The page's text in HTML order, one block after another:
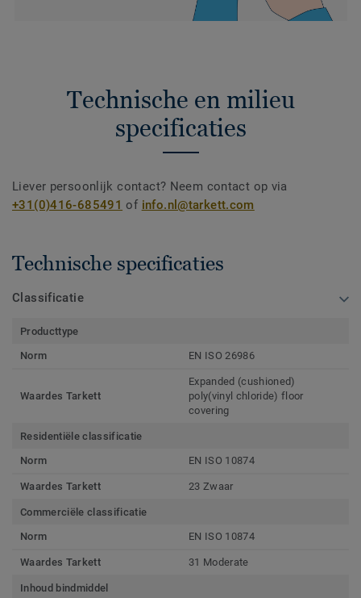
Technische en milieu
specificaties
Liever persoonlijk contact? Neem contact op via
+31(0)416-685491 of info.nl@tarkett.com
Technische specificaties
Classificatie
Producttype
Norm
EN ISO 26986
Waardes Tarkett
Expanded (cushioned)
poly(vinyl chloride) floor
covering
Residentiële classificatie
Norm
EN ISO 10874
Waardes Tarkett 23 Zwaar
Commerciële classificatie
Norm
EN ISO 10874
Waardes Tarkett 31 Moderate
Inhoud bindmiddel